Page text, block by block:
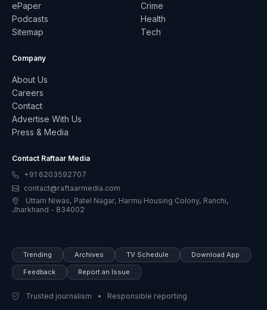
ePaper
Podcasts
Sitemap
Crime
Health
Tech
Company
About Us
Careers
Contact
Advertise With Us
Press & Media
Contact Raftaar Media
+91 6203592707
contact@raftaarmedia.com
Uttam Niwas, Patel Nagar, Harmu Housing Colony, Ranchi,
Jharkhand - 834002
Trending Archives TV Schedule Download App
Feedback Report an Issue
Trusted journalism • Responsible reporting